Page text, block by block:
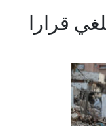
قرارا